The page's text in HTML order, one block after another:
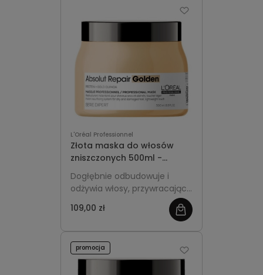
L'Oréal Professionnel
Złota maska do włosów
zniszczonych 500ml -
L'Oréal Professionnel
Absolut Repair Gold
Dogłębnie odbudowuje i
odżywia włosy, przywracając
intensywny blask. Większa,
109,00 zł
promocja